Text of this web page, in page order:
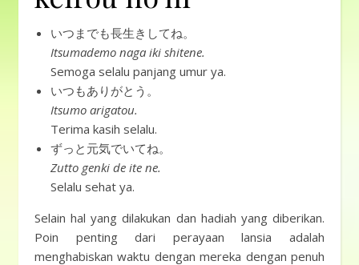
いつまでも長生きしてね。
Itsumademo naga iki shitene.
Semoga selalu panjang umur ya.
いつもありがとう。
Itsumo arigatou.
Terima kasih selalu.
ずっと元気でいてね。
Zutto genki de ite ne.
Selalu sehat ya.
Selain hal yang dilakukan dan hadiah yang diberikan.
Poin penting dari perayaan lansia adalah
menghabiskan waktu dengan mereka dengan penuh